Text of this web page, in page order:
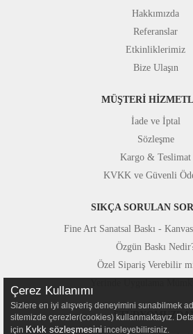
Hakkımızda
Referanslar
Etkinliklerimiz
Bize Ulaşın
MÜŞTERİ
İade ve İptal
Sözleşme
Kargo & Teslimat
KVKK ve Güvenli
SIKÇA SORULAN
Fine Art Sanatsal Baskı -
Özgün Baskı
Özel Sipariş Verebilir
Çerez Kullanımı
Sizlere en iyi alışveriş deneyimini sunabilmek
sitemizde çerezler(cookies) kullanmaktayız.
için Kvkk sözleşmesini inceleyebilirsiniz.